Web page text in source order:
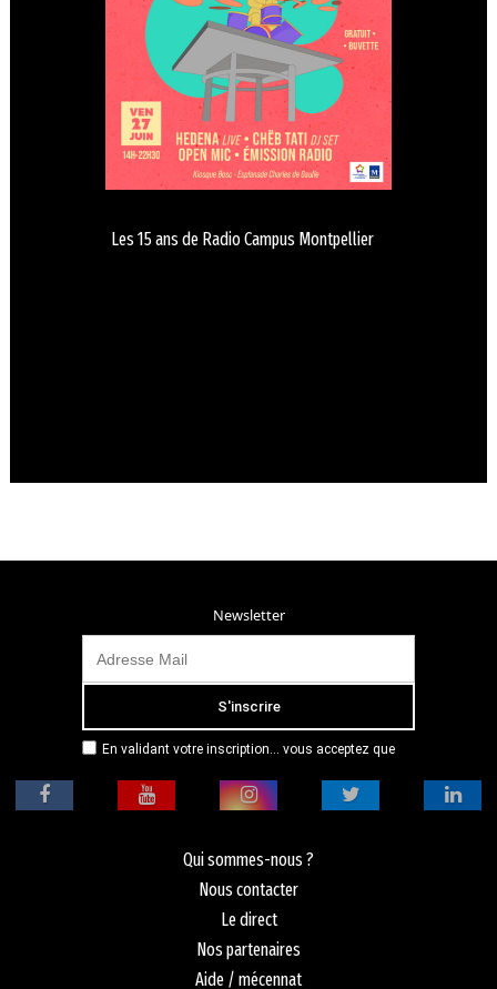
Les 15 ans de Radio Campus Montpellier
Newsletter
En validant votre inscription... vous acceptez que
adresse email dans le but de vous envoyer
mensuellement sa lettre d’informations. Pour plus
politique de confidentialité.
Qui sommes-nous ?
Nous contacter
Le direct
Nos partenaires
Aide / mécennat